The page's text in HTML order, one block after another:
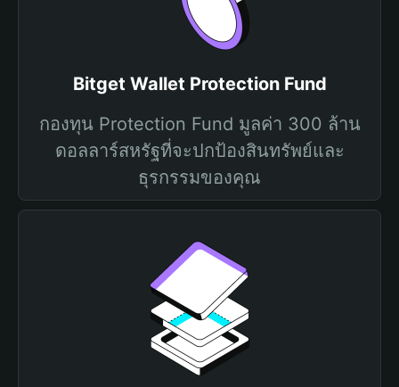
Bitget Wallet Protection Fund
กองทุน Protection Fund มูลค่า 300 ล้าน
ดอลลาร์สหรัฐที่จะปกป้องสินทรัพย์และ
ธุรกรรมของคุณ